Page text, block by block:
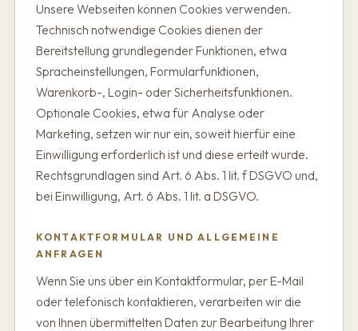
Unsere Webseiten können Cookies verwenden.
Technisch notwendige Cookies dienen der
Bereitstellung grundlegender Funktionen, etwa
Spracheinstellungen, Formularfunktionen,
Warenkorb-, Login- oder Sicherheitsfunktionen.
Optionale Cookies, etwa für Analyse oder
Marketing, setzen wir nur ein, soweit hierfür eine
Einwilligung erforderlich ist und diese erteilt wurde.
Rechtsgrundlagen sind Art. 6 Abs. 1 lit. f DSGVO und,
bei Einwilligung, Art. 6 Abs. 1 lit. a DSGVO.
KONTAKTFORMULAR UND ALLGEMEINE
ANFRAGEN
Wenn Sie uns über ein Kontaktformular, per E-Mail
oder telefonisch kontaktieren, verarbeiten wir die
von Ihnen übermittelten Daten zur Bearbeitung Ihrer